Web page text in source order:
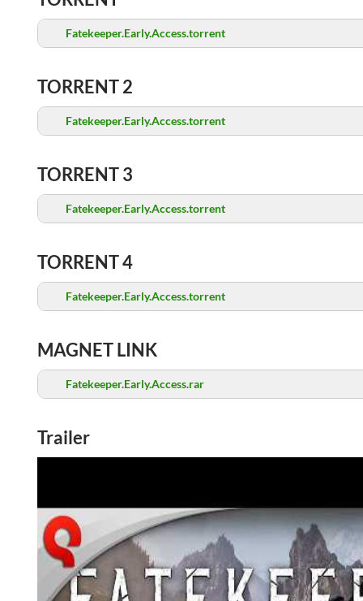
Fatekeeper.Early.Access.torrent
TORRENT 2
Fatekeeper.Early.Access.torrent
TORRENT 3
Fatekeeper.Early.Access.torrent
TORRENT 4
Fatekeeper.Early.Access.torrent
MAGNET LINK
Fatekeeper.Early.Access.rar
Trailer